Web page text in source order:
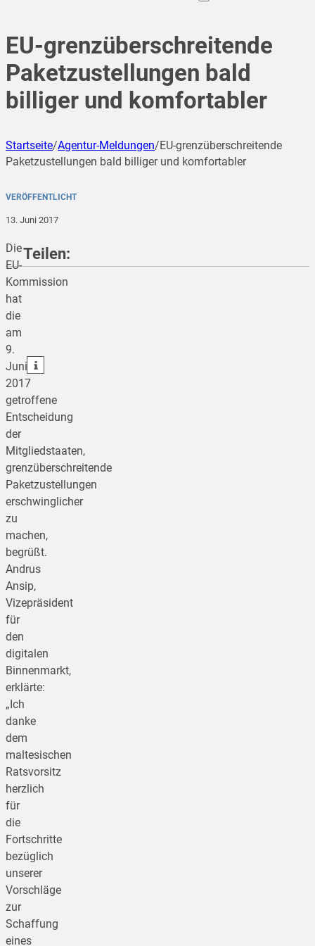
EU-grenzüberschreitende
Paketzustellungen bald
billiger und komfortabler
Startseite/Agentur-Meldungen/EU-grenzüberschreitende
Paketzustellungen bald billiger und komfortabler
VERÖFFENTLICHT
13. Juni 2017
Die
EU-
Kommission
hat
die
am
9.
Juni
2017
getroffene
Entscheidung
der
Mitgliedstaaten,
grenzüberschreitende
Paketzustellungen
erschwinglicher
zu
machen,
begrüßt.
Andrus
Ansip,
Vizepräsident
für
den
digitalen
Binnenmarkt,
erklärte:
„Ich
danke
dem
maltesischen
Ratsvorsitz
herzlich
für
die
Fortschritte
bezüglich
unserer
Vorschläge
zur
Schaffung
eines
Teilen:
teilen